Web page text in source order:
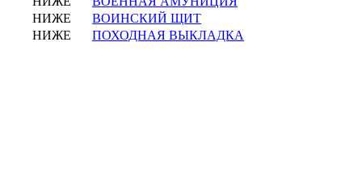
НИЖЕ
ВОИНСКИЙ ЩИТ
НИЖЕ
ПОХОДНАЯ ВЫКЛАДКА